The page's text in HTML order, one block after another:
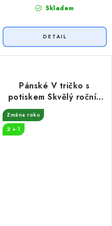
Skladem
Pánské V tričko s
potiskem Skvělý ročník
Změna roku
2 + 1